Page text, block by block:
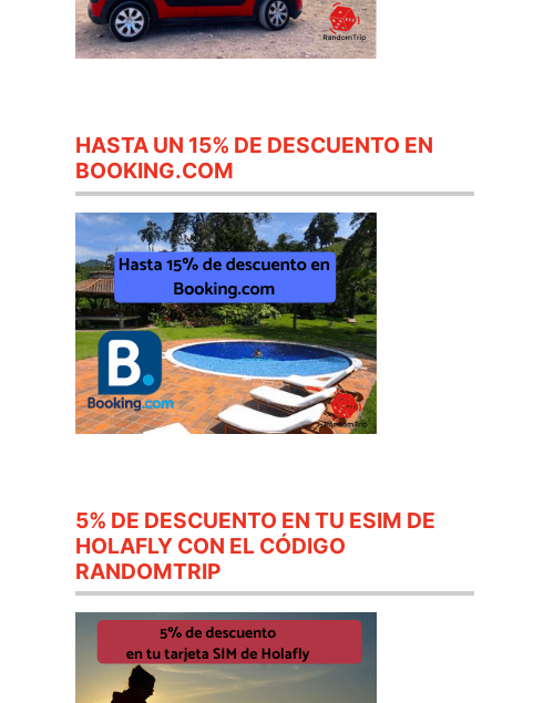
HASTA UN 15% DE DESCUENTO EN
BOOKING.COM
5% DE DESCUENTO EN TU ESIM DE
HOLAFLY CON EL CÓDIGO
RANDOMTRIP